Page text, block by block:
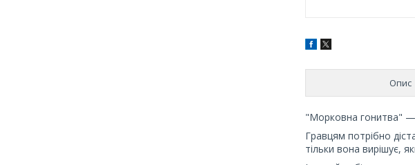
Опис
"Морковна гонитва" —
Гравцям потрібно
тільки вона вирішує,